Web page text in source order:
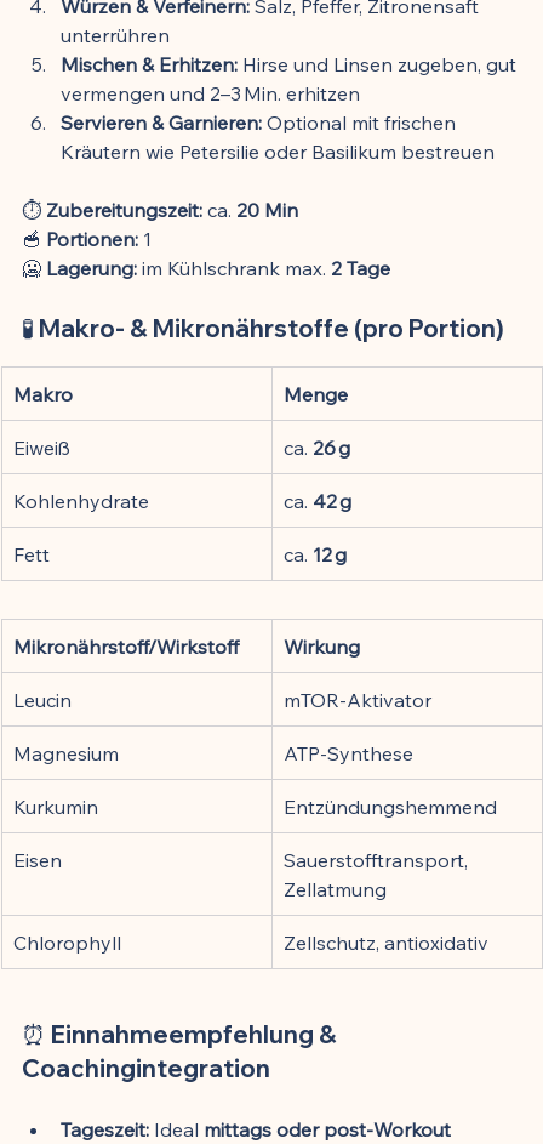
Würzen & Verfeinern: Salz, Pfeffer, Zitronensaft
unterrühren
Mischen & Erhitzen: Hirse und Linsen zugeben, gut
vermengen und 2–3 Min. erhitzen
Servieren & Garnieren: Optional mit frischen
Kräutern wie Petersilie oder Basilikum bestreuen
⏱️ Zubereitungszeit: ca. 20 Min
🥣 Portionen: 1
🥶 Lagerung: im Kühlschrank max. 2 Tage
🧪 Makro- & Mikronährstoffe (pro Portion)
Makro Menge
Eiweiß ca. 26 g
Kohlenhydrate ca. 42 g
Fett ca. 12 g
Mikronährstoff/Wirkstoff Wirkung
Leucin mTOR-Aktivator
Magnesium ATP-Synthese
Kurkumin Entzündungshemmend
Eisen
Sauerstofftransport,
Zellatmung
Chlorophyll Zellschutz, antioxidativ
⏰ Einnahmeempfehlung &
Coachingintegration
Tageszeit: Ideal mittags oder post-Workout